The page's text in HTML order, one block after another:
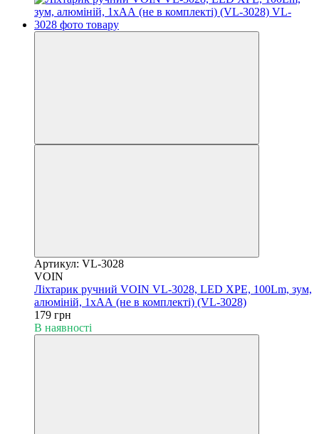
Артикул: VL-3028
VOIN
Ліхтарик ручний VOIN VL-3028, LED XPE, 100Lm, зум,
алюміній, 1хАА (не в комплекті) (VL-3028)
179 грн
В наявності